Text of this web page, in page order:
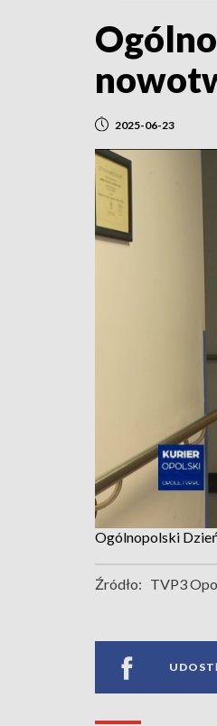
2025-06-23
Ogólnopolski
Źródło: TVP3